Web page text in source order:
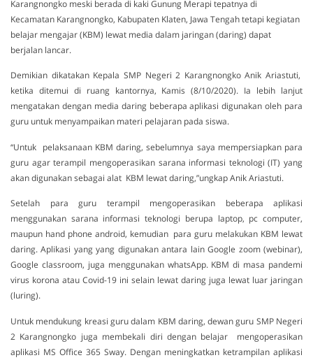
Karangnongko meski berada di kaki Gunung Merapi tepatnya di
Kecamatan Karangnongko, Kabupaten Klaten, Jawa Tengah tetapi kegiatan
belajar mengajar (KBM) lewat media dalam jaringan (daring) dapat
berjalan lancar.
Demikian dikatakan Kepala SMP Negeri 2 Karangnongko Anik Ariastuti,
ketika ditemui di ruang kantornya, Kamis (8/10/2020). Ia lebih lanjut
mengatakan dengan media daring beberapa aplikasi digunakan oleh para
guru untuk menyampaikan materi pelajaran pada siswa.
“Untuk pelaksanaan KBM daring, sebelumnya saya mempersiapkan para
guru agar terampil mengoperasikan sarana informasi teknologi (IT) yang
akan digunakan sebagai alat KBM lewat daring,”ungkap Anik Ariastuti.
Setelah para guru terampil mengoperasikan beberapa aplikasi
menggunakan sarana informasi teknologi berupa laptop, pc computer,
maupun hand phone android, kemudian para guru melakukan KBM lewat
daring. Aplikasi yang yang digunakan antara lain Google zoom (webinar),
Google classroom, juga menggunakan whatsApp. KBM di masa pandemi
virus korona atau Covid-19 ini selain lewat daring juga lewat luar jaringan
(luring).
Untuk mendukung kreasi guru dalam KBM daring, dewan guru SMP Negeri
2 Karangnongko juga membekali diri dengan belajar mengoperasikan
aplikasi MS Office 365 Sway. Dengan meningkatkan ketrampilan aplikasi